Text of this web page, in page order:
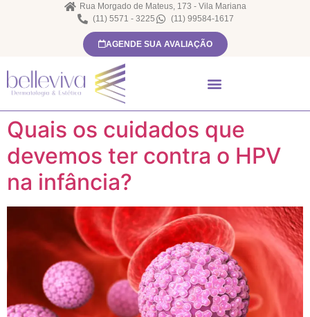
Rua Morgado de Mateus, 173 - Vila Mariana
(11) 5571 - 3225
(11) 99584-1617
AGENDE SUA AVALIAÇÃO
Quais os cuidados que
devemos ter contra o HPV
na infância?